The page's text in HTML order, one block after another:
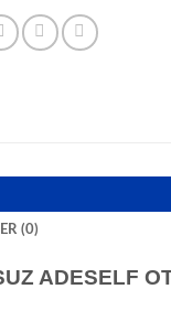
(0)
ADESELF